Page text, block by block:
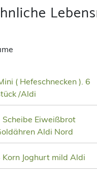
( Hefeschnecken ). 6
/Aldi
Scheibe Eiweißbrot
Aldi Nord
Korn Joghurt mild Aldi